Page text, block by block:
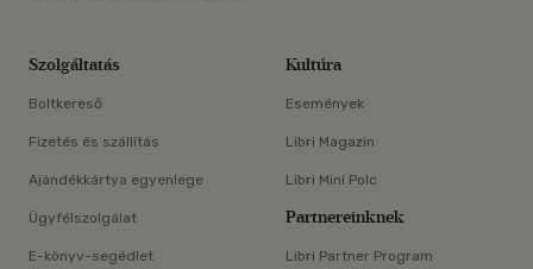
Szolgáltatás
Boltkereső
Fizetés és szállítás
Ajándékkártya egyenlege
Ügyfélszolgálat
E-könyv-segédlet
Kultúra
Események
Libri Magazin
Libri Mini Polc
Partnereinknek
Libri Partner Program